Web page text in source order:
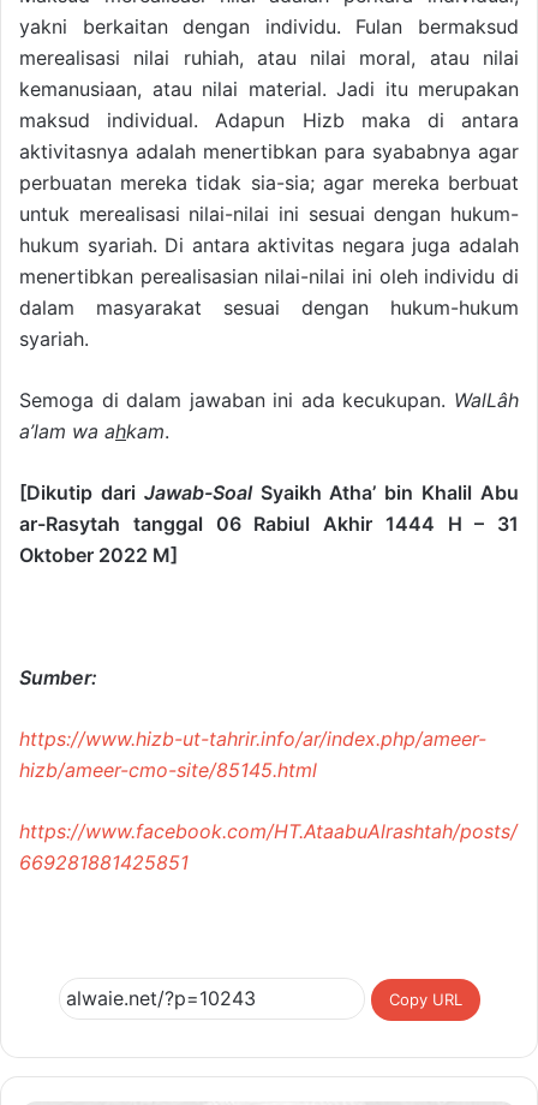
yakni berkaitan dengan individu. Fulan bermaksud
merealisasi nilai ruhiah, atau nilai moral, atau nilai
kemanusiaan, atau nilai material. Jadi itu merupakan
maksud individual. Adapun Hizb maka di antara
aktivitasnya adalah menertibkan para syababnya agar
perbuatan mereka tidak sia-sia; agar mereka berbuat
untuk merealisasi nilai-nilai ini sesuai dengan hukum-
hukum syariah. Di antara aktivitas negara juga adalah
menertibkan pe­realisasian nilai-nilai ini oleh individu di
dalam masyarakat sesuai dengan hukum-hukum
syariah.
Semoga di dalam jawaban ini ada kecukupan. WalLâh
a’lam wa ahkam.
[Dikutip dari Jawab-SoalSyaikh Atha’ bin Khalil Abu
ar-Rasytah tanggal 06 Rabiul Akhir 1444 H – 31
Oktober 2022 M]
Sumber:
https://www.hizb-ut-tahrir.info/ar/index.php/ameer-
hizb/ameer-cmo-site/85145.html
https://www.facebook.com/HT.AtaabuAlrashtah/posts/
669281881425851
Copy URL